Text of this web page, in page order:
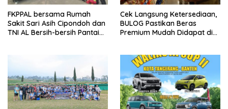
FKPPAL bersama Rumah
Sakit Sari Asih Cipondoh dan
TNI AL Bersih-bersih Pantai
Cek Langsung Ketersediaan,
BULOG Pastikan Beras
Premium Mudah Didapat di